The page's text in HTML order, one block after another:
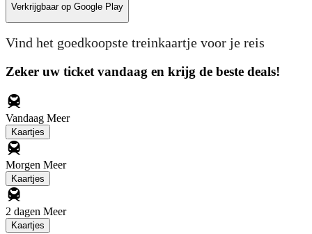
Verkrijgbaar op Google Play
Vind het goedkoopste treinkaartje voor je reis
Zeker uw ticket vandaag en krijg de beste deals!
Vandaag Meer
Kaartjes
Morgen Meer
Kaartjes
2 dagen Meer
Kaartjes